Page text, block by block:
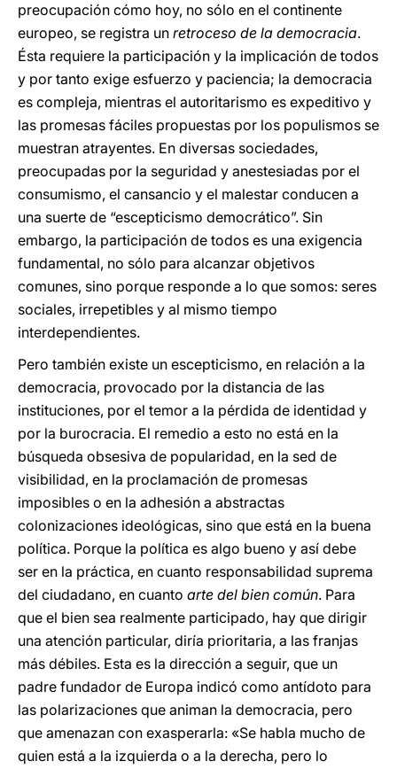
preocupación cómo hoy, no sólo en el continente
europeo, se registra un retroceso de la democracia.
Ésta requiere la participación y la implicación de todos
y por tanto exige esfuerzo y paciencia; la democracia
es compleja, mientras el autoritarismo es expeditivo y
las promesas fáciles propuestas por los populismos se
muestran atrayentes. En diversas sociedades,
preocupadas por la seguridad y anestesiadas por el
consumismo, el cansancio y el malestar conducen a
una suerte de “escepticismo democrático”. Sin
embargo, la participación de todos es una exigencia
fundamental, no sólo para alcanzar objetivos
comunes, sino porque responde a lo que somos: seres
sociales, irrepetibles y al mismo tiempo
interdependientes.
Pero también existe un escepticismo, en relación a la
democracia, provocado por la distancia de las
instituciones, por el temor a la pérdida de identidad y
por la burocracia. El remedio a esto no está en la
búsqueda obsesiva de popularidad, en la sed de
visibilidad, en la proclamación de promesas
imposibles o en la adhesión a abstractas
colonizaciones ideológicas, sino que está en la buena
política. Porque la política es algo bueno y así debe
ser en la práctica, en cuanto responsabilidad suprema
del ciudadano, en cuanto arte del bien común. Para
que el bien sea realmente participado, hay que dirigir
una atención particular, diría prioritaria, a las franjas
más débiles. Esta es la dirección a seguir, que un
padre fundador de Europa indicó como antídoto para
las polarizaciones que animan la democracia, pero
que amenazan con exasperarla: «Se habla mucho de
quien está a la izquierda o a la derecha, pero lo